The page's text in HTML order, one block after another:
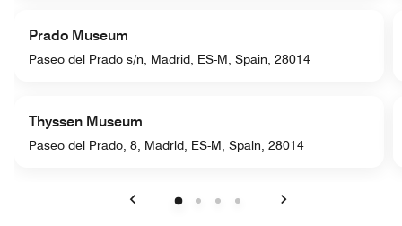
Prado Museum
Paseo del Prado s/n, Madrid, ES-M, Spain, 28014
Thyssen Museum
Paseo del Prado, 8, Madrid, ES-M, Spain, 28014